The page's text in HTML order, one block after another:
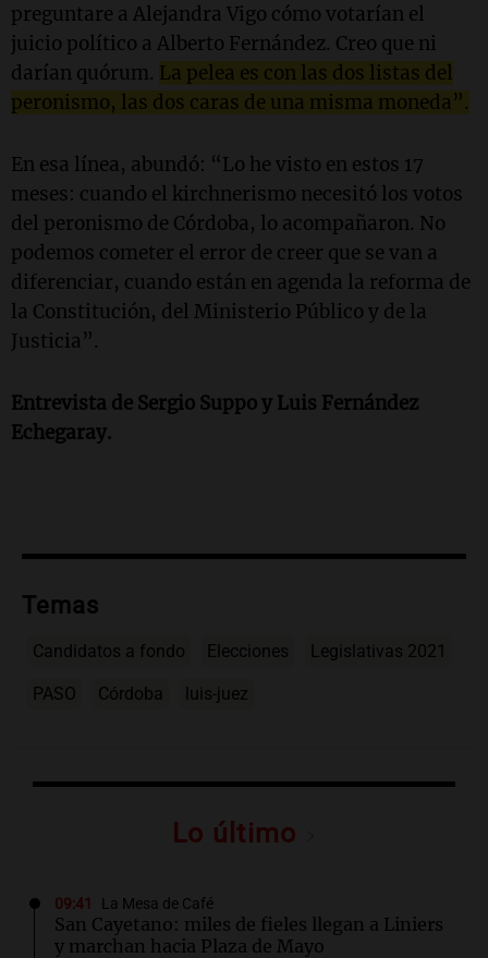
preguntare a Alejandra Vigo cómo votarían el
juicio político a Alberto Fernández. Creo que ni
darían quórum. La pelea es con las dos listas del
peronismo, las dos caras de una misma moneda”.
En esa línea, abundó: “Lo he visto en estos 17
meses: cuando el kirchnerismo necesitó los votos
del peronismo de Córdoba, lo acompañaron. No
podemos cometer el error de creer que se van a
diferenciar, cuando están en agenda la reforma de
la Constitución, del Ministerio Público y de la
Justicia”.
Entrevista de Sergio Suppo y Luis Fernández
Echegaray.
Temas
Candidatos a fondo Elecciones Legislativas 2021
PASO Córdoba luis-juez
Lo último
09:41 La Mesa de Café
San Cayetano: miles de fieles llegan a Liniers
y marchan hacia Plaza de Mayo